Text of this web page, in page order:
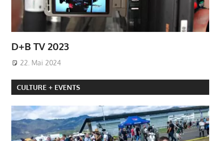
D+B TV 2023
22. Mai 2024
CULTURE + EVENTS